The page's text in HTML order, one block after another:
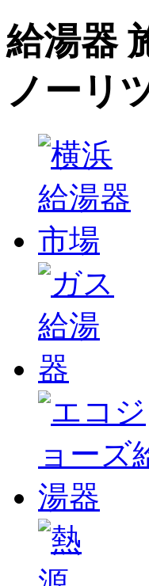
給湯器
ノーリ